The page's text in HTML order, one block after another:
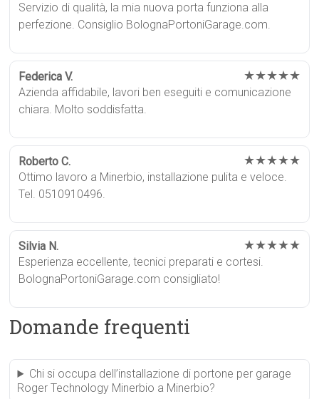
Servizio di qualità, la mia nuova porta funziona alla
perfezione. Consiglio BolognaPortoniGarage.com.
Federica V. ★★★★★
Azienda affidabile, lavori ben eseguiti e comunicazione
chiara. Molto soddisfatta.
Roberto C. ★★★★★
Ottimo lavoro a Minerbio, installazione pulita e veloce.
Tel. 0510910496.
Silvia N. ★★★★★
Esperienza eccellente, tecnici preparati e cortesi.
BolognaPortoniGarage.com consigliato!
Domande frequenti
Chi si occupa dell’installazione di portone per garage
Roger Technology Minerbio a Minerbio?